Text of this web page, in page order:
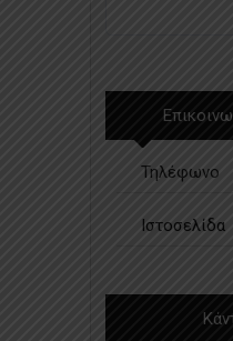
Τηλέφωνο
Ιστοσελίδα